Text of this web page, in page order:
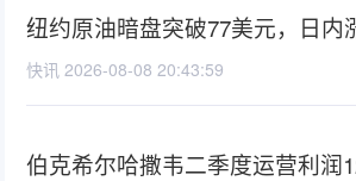
纽约原油暗盘突破77美元，日内
快讯 2026-08-08 20:43:59
伯克希尔哈撒韦二季度运营利润